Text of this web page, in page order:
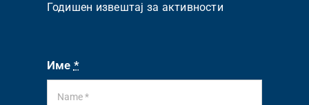
Годишен извештај за активности
Име *